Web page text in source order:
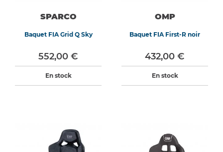
SPARCO
Baquet FIA Grid Q Sky
552,00 €
En stock
OMP
Baquet FIA First-R noir
432,00 €
En stock